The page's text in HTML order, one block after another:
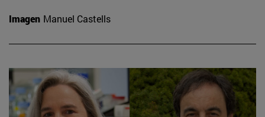
Imagen Manuel Castells